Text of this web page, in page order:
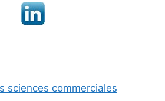
sciences commerciales